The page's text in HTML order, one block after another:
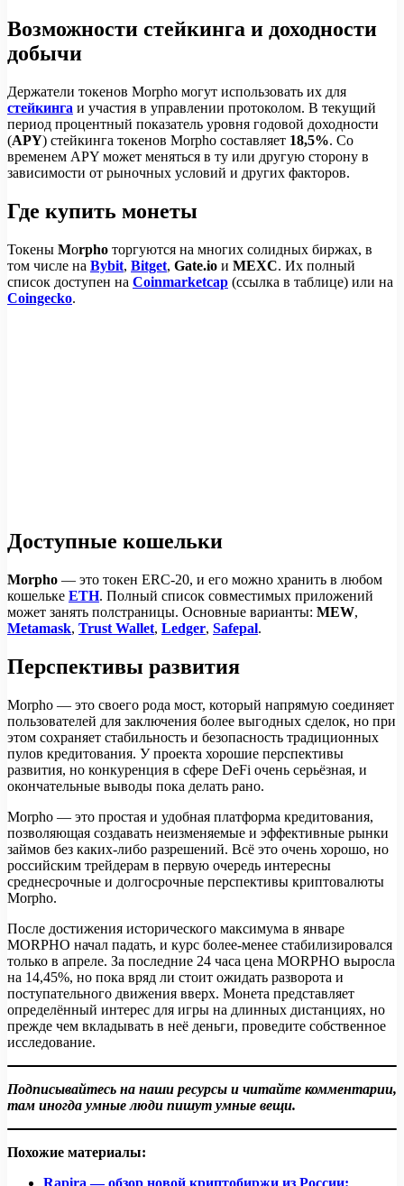
Возможности стейкинга и доходности
добычи
Держатели токенов Morpho могут использовать их для
стейкинга и участия в управлении протоколом. В текущий
период процентный показатель уровня годовой доходности
(APY) стейкинга токенов Morpho составляет 18,5%. Со
временем APY может меняться в ту или другую сторону в
зависимости от рыночных условий и других факторов.
Где купить монеты
Токены Morpho торгуются на многих солидных биржах, в
том числе на Bybit, Bitget, Gate.io и MEXC. Их полный
список доступен на Coinmarketcap (ссылка в таблице) или на
Coingecko.
Доступные кошельки
Morpho — это токен ERC-20, и его можно хранить в любом
кошельке ETH. Полный список совместимых приложений
может занять полстраницы. Основные варианты: MEW,
Metamask, Trust Wallet, Ledger, Safepal.
Перспективы развития
Morpho — это своего рода мост, который напрямую соединяет
пользователей для заключения более выгодных сделок, но при
этом сохраняет стабильность и безопасность традиционных
пулов кредитования. У проекта хорошие перспективы
развития, но конкуренция в сфере DeFi очень серьёзная, и
окончательные выводы пока делать рано.
Morpho — это простая и удобная платформа кредитования,
позволяющая создавать неизменяемые и эффективные рынки
займов без каких-либо разрешений. Всё это очень хорошо, но
российским трейдерам в первую очередь интересны
среднесрочные и долгосрочные перспективы криптовалюты
Morpho.
После достижения исторического максимума в январе
MORPHO начал падать, и курс более-менее стабилизировался
только в апреле. За последние 24 часа цена MORPHO выросла
на 14,45%, но пока вряд ли стоит ожидать разворота и
поступательного движения вверх. Монета представляет
определённый интерес для игры на длинных дистанциях, но
прежде чем вкладывать в неё деньги, проведите собственное
исследование.
Подписывайтесь на наши ресурсы и читайте комментарии,
там иногда умные люди пишут умные вещи.
Похожие материалы:
Rapira — обзор новой криптобиржи из России: